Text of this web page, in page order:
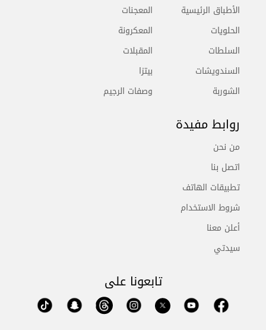
الأطباق الرئيسية
الحلويات
السلطات
السندويشات
الشوربة
المعجنات
المعكرونة
المقبلات
بيتزا
وصفات الرجيم
روابط مفيدة
من نحن
اتصل بنا
تطبيقات الهاتف
شروط الاستخدام
أعلن معنا
سيدتي
تابعونا على